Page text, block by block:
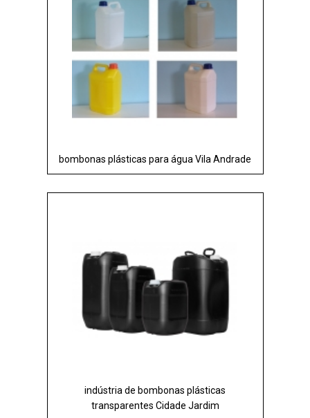
bombonas plásticas para água Vila Andrade
indústria de bombonas plásticas
transparentes Cidade Jardim